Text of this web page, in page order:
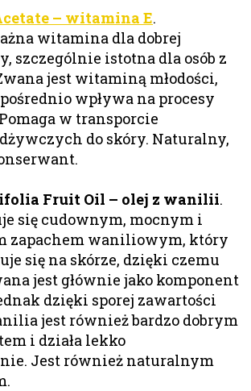
– witamina E.
witamina dla dobrej
szczególnie istotna dla osób z
jest witaminą młodości,
wpływa na procesy
w transporcie
do skóry. Naturalny,
Fruit Oil – olej z wanilii.
się cudownym, mocnym i
zapachem waniliowym, który
się na skórze, dzięki czemu
jest głównie jako komponent
dzięki sporej zawartości
jest również bardzo dobrym
i działa lekko
Jest również naturalnym